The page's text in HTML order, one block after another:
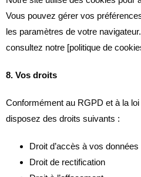
Vous pouvez gérer vos
les paramètres de votre
consultez notre [politique de
8. Vos droits
Conformément au RGPD et à la
disposez des droits suivants :
Droit d’accès à vos données
Droit de rectification